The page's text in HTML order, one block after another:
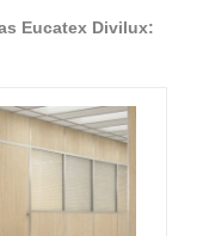
de
na
no prazo
Eucatex Divilux: